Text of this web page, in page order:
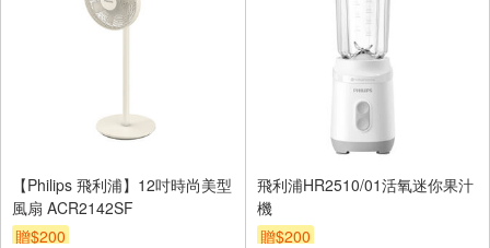
【Philips 飛利浦】12吋時尚美型
風扇 ACR2142SF
贈$200
飛利浦HR2510/01活氧迷你果汁
機
贈$200